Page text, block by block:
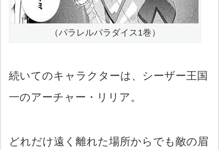
（パラレルパラダイス1巻）
続いてのキャラクターは、シーザー王国
一のアーチャー・リリア。
どれだけ遠く離れた場所からでも敵の眉